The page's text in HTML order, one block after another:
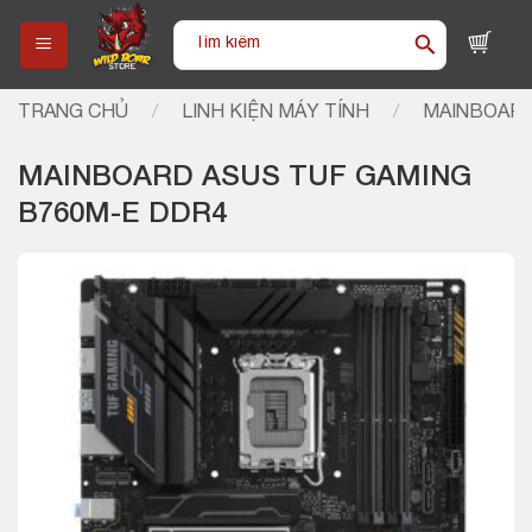
content
Tìm
TRANG CHỦ / LINH KIỆN MÁY TÍNH /
MAINBOARD ASUS TUF GAMING
B760M-E DDR4